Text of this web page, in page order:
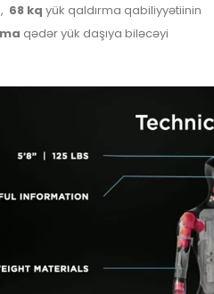
68 kq yük qaldırma qabiliyyətiinin
qədər yük daşıya biləcəyi